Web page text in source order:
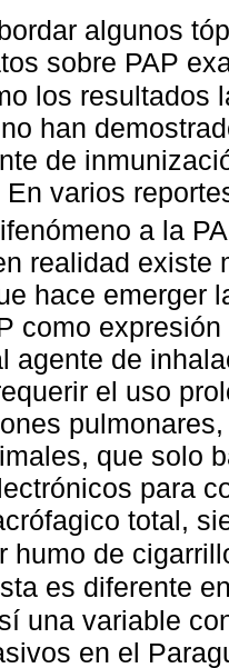
algunos
sobre PAP
los resultados
han
de
En varios
a la
realidad existe
hace emerger
como
agente de
el uso
que solo
para
total,
humo de
es diferente
una variable
en el